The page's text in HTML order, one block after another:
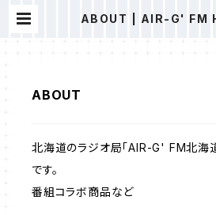
ABOUT | AIR-G' FM
ABOUT
北海道のラジオ局「AIR-G' FM北海
です。
番組コラボ商品など